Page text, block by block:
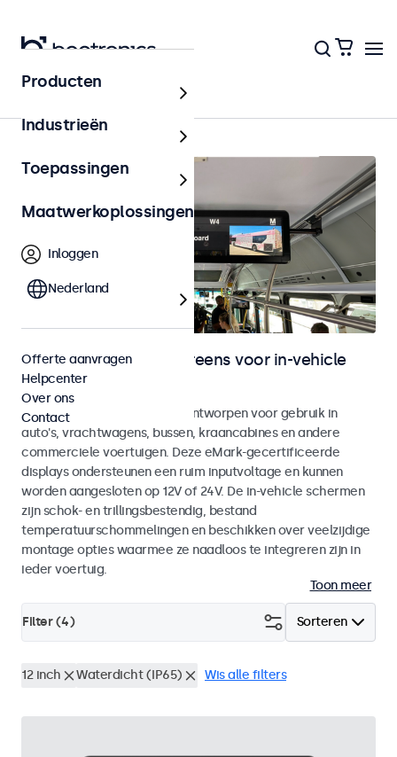
In-vehicle
Monitoren en touchscreens voor in-vehicle
gebruik
Monitoren en touchscreens ontworpen voor gebruik in
auto's, vrachtwagens, bussen, kraancabines en andere
commerciele voertuigen. Deze eMark-gecertificeerde
displays ondersteunen een ruim inputvoltage en kunnen
worden aangesloten op 12V of 24V. De in-vehicle schermen
zijn schok- en trillingsbestendig, bestand
temperatuurschommelingen en beschikken over veelzijdige
montage opties waarmee ze naadloos te integreren zijn in
ieder voertuig.
Toon meer
Sorteren
Filter (4)
12 inch Waterdicht (IP65) Wis alle filters
Producten
Industrieën
Toepassingen
Maatwerkoplossingen
Inloggen
Nederland
Offerte aanvragen
Helpcenter
Over ons
Contact